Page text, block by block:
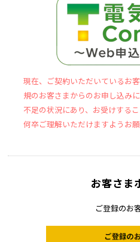
現在、ご契約いただいているお
規のお客さまからのお申し込み
不足の状況にあり、お受けするこ
何卒ご理解いただけますようお願
お客さま
ご登録のお